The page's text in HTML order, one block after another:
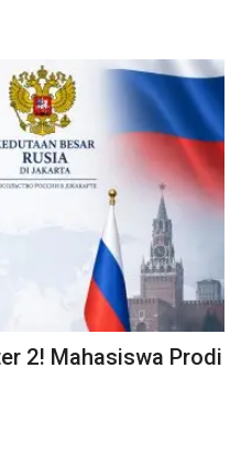
2! Mahasiswa Prodi